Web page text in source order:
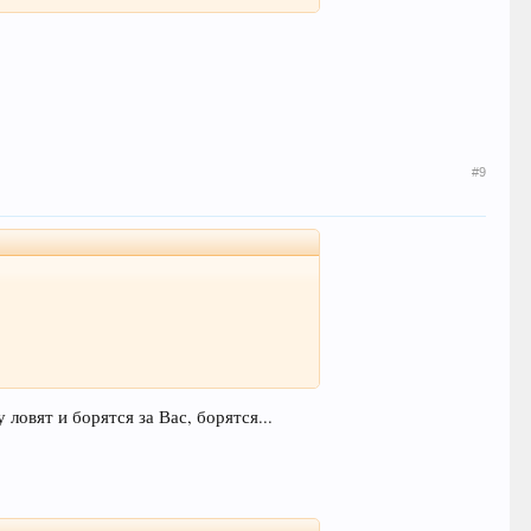
#9
и борятся за Вас, борятся...